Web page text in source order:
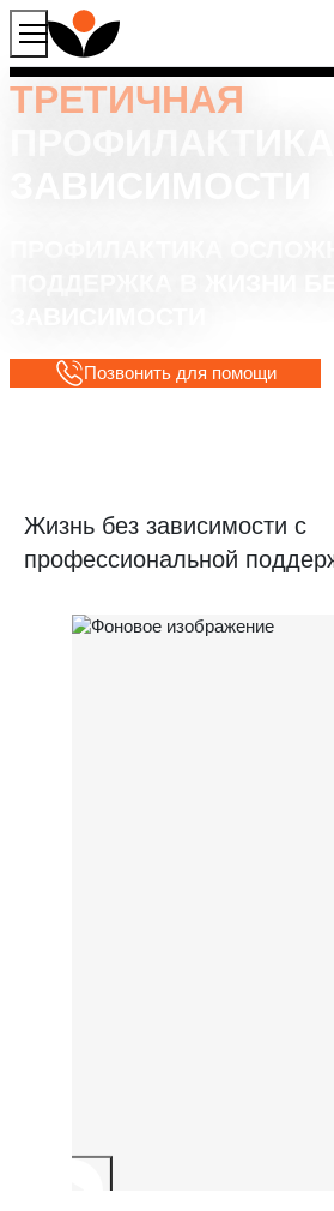
ТРЕТИЧНАЯ
Позвонить для помощи
Жизнь без зависимости с
профессиональной
Продолжая работу с сайтом, вы соглашаетесь
мы используем файлы